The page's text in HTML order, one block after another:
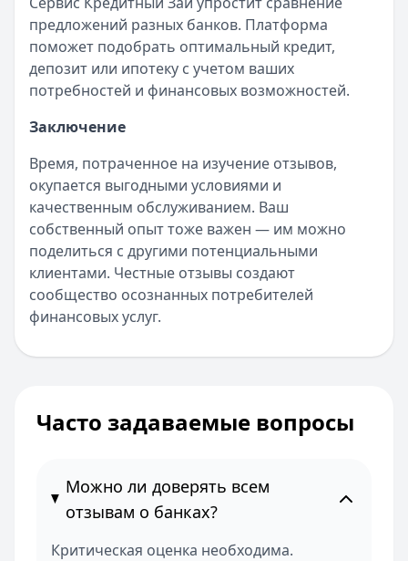
предложений разных банков. Платформа
поможет подобрать оптимальный кредит,
депозит или ипотеку с учетом ваших
потребностей и финансовых возможностей.
Заключение
Время, потраченное на изучение отзывов,
окупается выгодными условиями и
качественным обслуживанием. Ваш
собственный опыт тоже важен — им можно
поделиться с другими потенциальными
клиентами. Честные отзывы создают
сообщество осознанных потребителей
финансовых услуг.
Часто задаваемые вопросы
Можно ли доверять всем
отзывам о банках?
Критическая оценка необходима.